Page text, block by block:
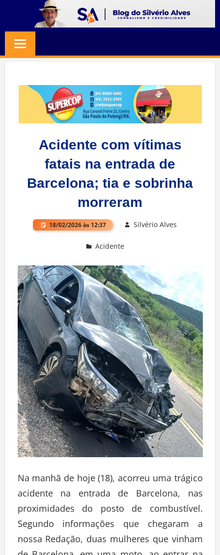
content
SILVERIO
ALVES
Jornalismo
Credibilidade
Acidente com vítimas
fatais na entrada de
Barcelona; tia e sobrinha
morreram
18/02/2026 às 12:37 Silvério Alves
Acidente
Na manhã de hoje (18), acorreu uma trágico
acidente na entrada de Barcelona, nas
proximidades do posto de combustível.
Segundo informações que chegaram a
nossa Redação, duas mulheres que vinham